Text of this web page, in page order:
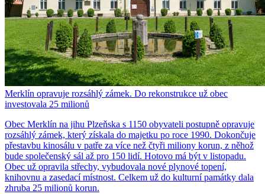
Merklín opravuje rozsáhlý zámek. Do rekonstrukce už obec
investovala 25 milionů
Obec Merklín na jihu Plzeňska s 1150 obyvateli postupně opravuje
rozsáhlý zámek, který získala do majetku po roce 1990. Dokončuje
přestavbu kinosálu v patře za více než čtyři miliony korun, z něhož
bude společenský sál až pro 150 lidí. Hotovo má být v listopadu.
Obec už opravila střechy, vybudovala nové plynové topení,
knihovnu a zasedací místnost. Celkem už do kulturní památky dala
zhruba 25 milionů korun.